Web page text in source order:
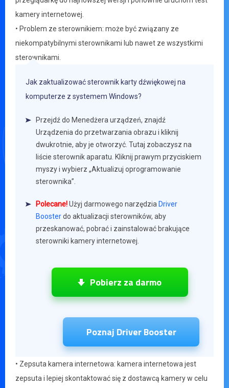
kamery internetowej.
• Problem ze sterownikiem: może być związany ze
niekompatybilnymi sterownikami lub nawet ze wszystkimi
sterownikami.
Jak zaktualizować sterownik karty dźwiękowej na
komputerze z systemem Windows?
Przejdź do Menedżera urządzeń, znajdź
Urządzenia do przetwarzania obrazu i kliknij
dwukrotnie, aby je otworzyć. Tutaj zobaczysz na
liście sterownik aparatu. Kliknij prawym przyciskiem
myszy i wybierz „Aktualizuj oprogramowanie
sterownika”.
Polecane!Użyj darmowego narzędzia Driver
Boosterdo aktualizacji sterowników, aby
przeskanować, pobrać i zainstalować brakujące
sterowniki kamery internetowej.
Pobierz za darmo
Poznaj Driver Booster
• Zepsuta kamera internetowa: kamera internetowa jest
zepsuta i lepiej skontaktować się z dostawcą kamery w celu